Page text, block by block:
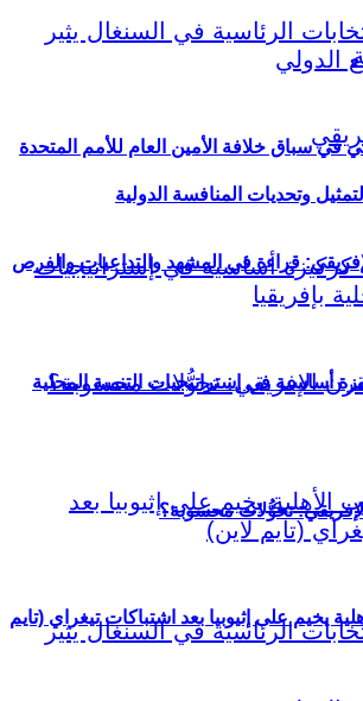
قراءة في المشهد والتداعيات والفرص
الإفريقي: تحوُّلات محسوبة؟
في سباق خلافة الأمين العام للأمم المتحدة
وتحديات المنافسة الدولية
أساسية في إستراتيجيات التنمية المحلية
يخيم على إثيوبيا بعد اشتباكات تيغراي (تايم